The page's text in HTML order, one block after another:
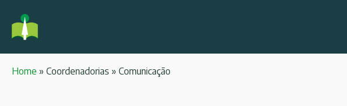
Home » Coordenadorias » Comunica­ção